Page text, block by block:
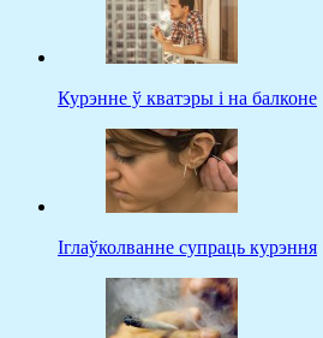
Курэнне ў кватэры і на балконе
Іглаўколванне супраць курэння